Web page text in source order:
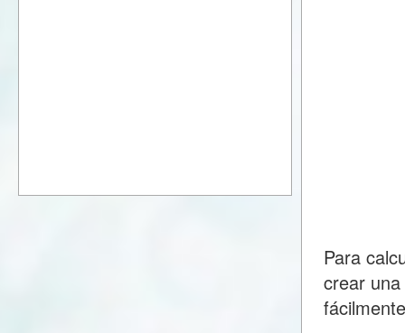
Para
crear